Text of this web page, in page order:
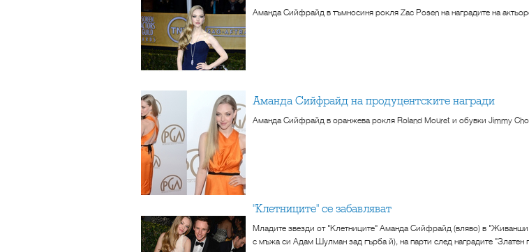
Аманда Сийфрайд в тъмносиня рокля Zac Posen на наградите на
Аманда Сийфрайд на продуцентските награди
Аманда Сийфрайд в оранжева рокля Roland Mouret и обувки Jimmy
"Клетниците" се забавляват
Младите звезди от "Клетниците" Аманда Сийфрайд (вляво) в
с мъжа си Адам Шулман зад гърба й), на парти след наградите "Златен